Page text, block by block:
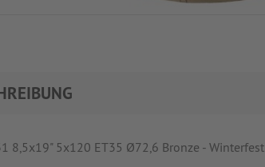
8,5x19" 5x120 ET35 Ø72,6 Bronze - Winterfest